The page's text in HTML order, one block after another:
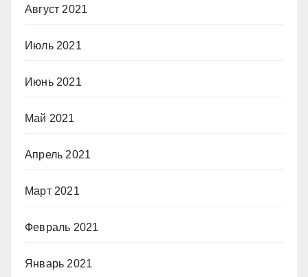
Август 2021
Июль 2021
Июнь 2021
Май 2021
Апрель 2021
Март 2021
Февраль 2021
Январь 2021